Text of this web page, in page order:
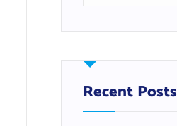
r
h
f
o
Recent Posts